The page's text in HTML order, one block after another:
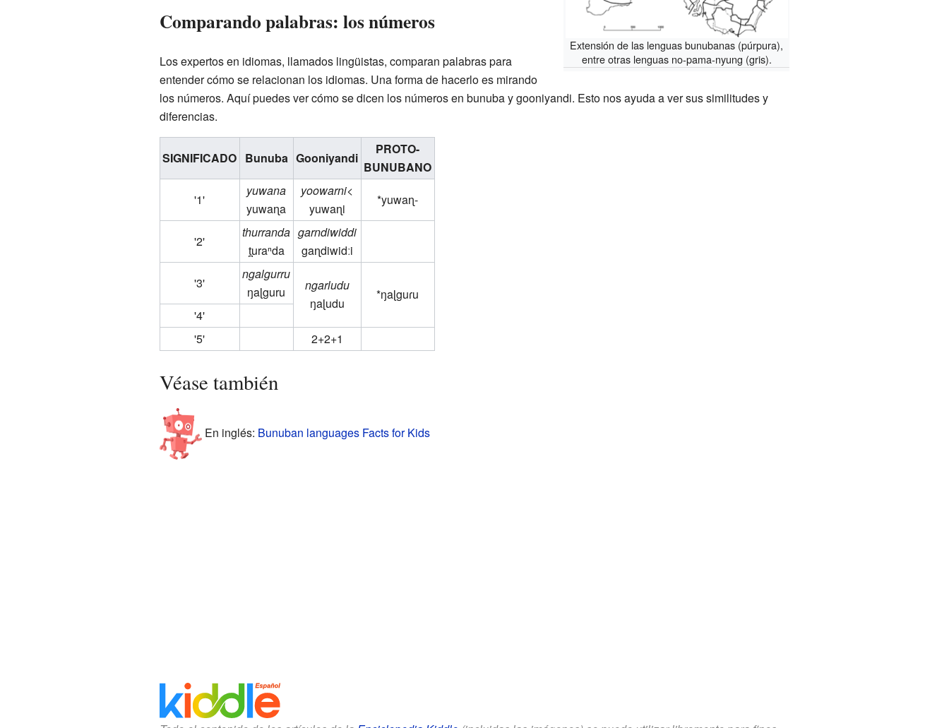
Extensión de las lenguas bunubanas (púrpura),
entre otras lenguas no-pama-nyung (gris).
Comparando palabras: los números
Los expertos en idiomas, llamados lingüistas, comparan palabras para
entender cómo se relacionan los idiomas. Una forma de hacerlo es mirando
los números. Aquí puedes ver cómo se dicen los números en bunuba y gooniyandi. Esto nos ayuda a ver sus similitudes y
diferencias.
SIGNIFICADO Bunuba Gooniyandi
PROTO-
BUNUBANO
'1'
yuwana
yuwaɳa
yoowarni<
yuwaɳi
*yuwaɳ-
'2'
thurranda
t̪uraⁿda
garndiwiddi
gaɳdiwidːi
'3'
ngalgurru
ŋaɭguru
ngarludu
ŋaɭudu
*ŋaɭguɾu
'4'
'5'
2+2+1
Véase también
En inglés: Bunuban languages Facts for Kids